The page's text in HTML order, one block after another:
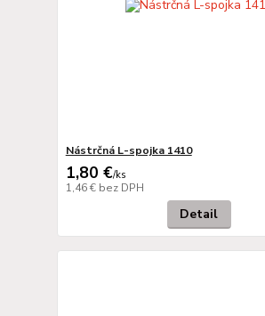
Nástrčná L-spojka 1410
1,80 €/ks
1,46 € bez DPH
Detail